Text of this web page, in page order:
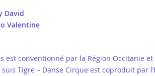
David
Valentine
est conventionné par la Région
Tigre – Danse Cirque est coproduit par